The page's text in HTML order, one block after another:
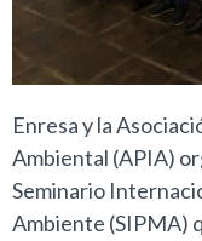
Enresa y la
Ambiental (APIA)
Seminario
Ambiente (SIPMA)